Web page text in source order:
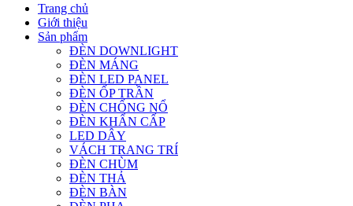
Trang chủ
Giới thiệu
Sản phẩm
ĐÈN DOWNLIGHT
ĐÈN MÁNG
ĐÈN LED PANEL
ĐÈN ỐP TRẦN
ĐÈN CHỐNG NỔ
ĐÈN KHẨN CẤP
LED DÂY
VÁCH TRANG TRÍ
ĐÈN CHÙM
ĐÈN THẢ
ĐÈN BÀN